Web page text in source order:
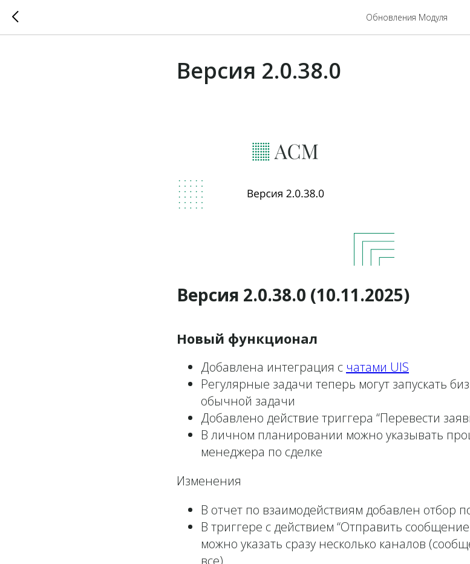
Обновления Модуля
Версия 2.0.38.0
Версия 2.0.38.0 (10.11.2025)
Новый функционал
Добавлена интеграция с чатами UIS
Регулярные задачи теперь могут запускать
обычной задачи
Добавлено действие триггера “Перевести
В личном планировании можно указывать
менеджера по сделке
Изменения
В отчет по взаимодействиям добавлен отбор
В триггере с действием “Отправить
можно указать сразу несколько каналов
все)